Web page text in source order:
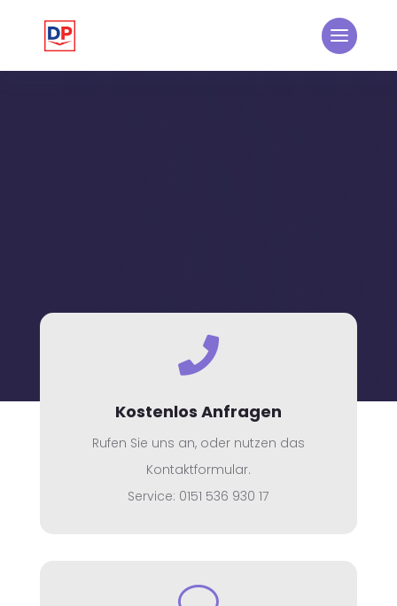

Kostenlos Anfragen
Rufen Sie uns an, oder nutzen das
Kontaktformular.
Service: 0151 536 930 17